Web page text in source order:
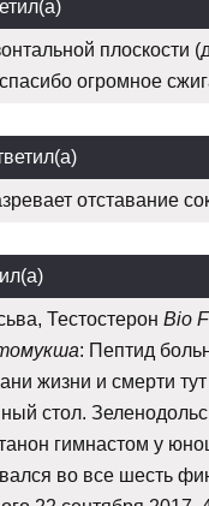
плоскости
огромное
отставание
Тестостерон Bio
: Пептид
жизни и смерти
стол.
гимнастом у
во все шесть